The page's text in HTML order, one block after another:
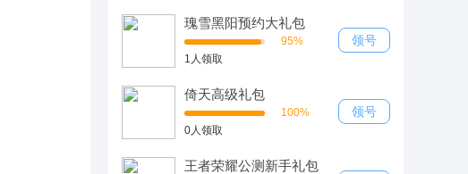
瑰雪黑阳预约大礼包
95%
1人领取
领号
倚天高级礼包
100%
0人领取
领号
王者荣耀公测新手礼包